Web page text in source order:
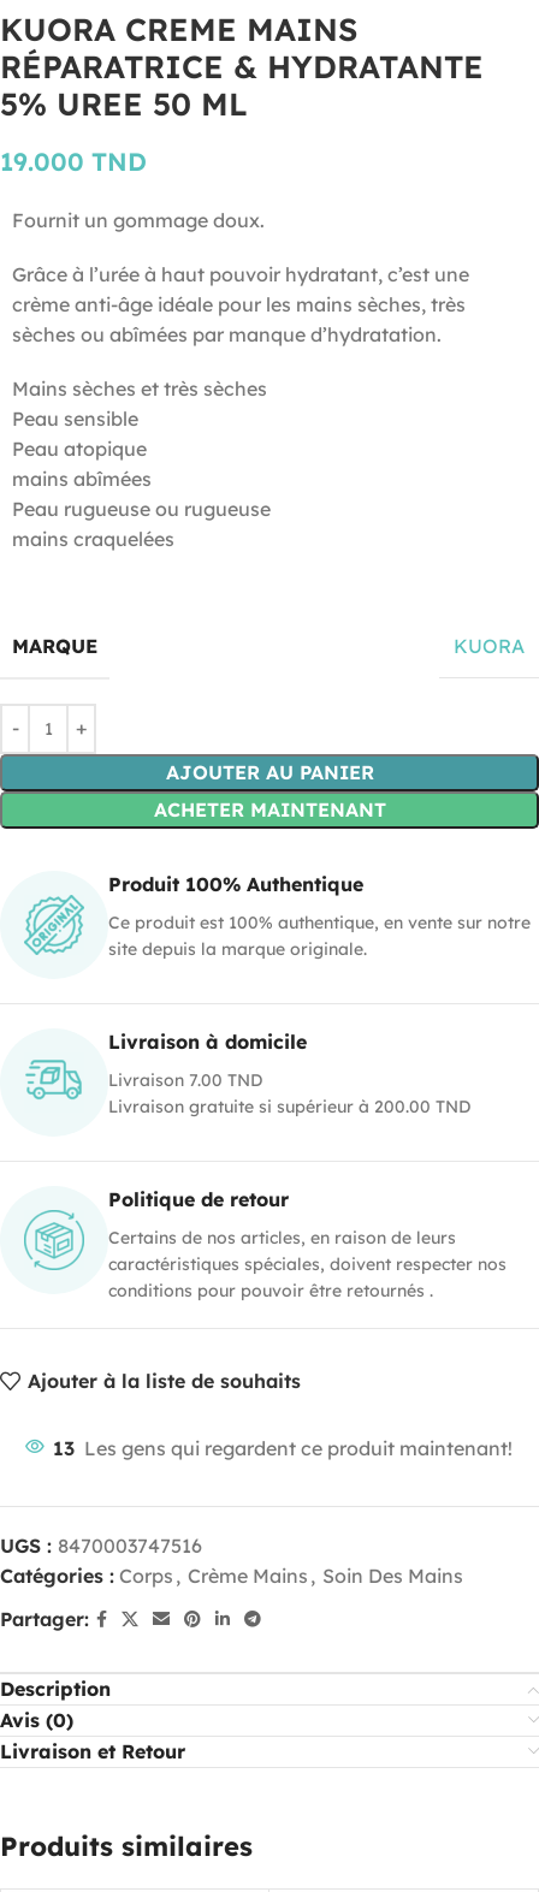
KUORA CREME MAINS
RÉPARATRICE & HYDRATANTE
5% UREE 50 ML
19.000 TND
Fournit un gommage doux.
Grâce à l’urée à haut pouvoir hydratant, c’est une
crème anti-âge idéale pour les mains sèches, très
sèches ou abîmées par manque d’hydratation.
Mains sèches et très sèches
Peau sensible
Peau atopique
mains abîmées
Peau rugueuse ou rugueuse
mains craquelées
MARQUE KUORA
AJOUTER AU PANIER
ACHETER MAINTENANT
Produit 100% Authentique
Ce produit est 100% authentique, en vente sur notre
site depuis la marque originale.
Livraison à domicile
Livraison 7.00 TND
Livraison gratuite si supérieur à 200.00 TND
Politique de retour
Certains de nos articles, en raison de leurs
caractéristiques spéciales, doivent respecter nos
conditions pour pouvoir être retournés .
Ajouter à la liste de souhaits
13 Les gens qui regardent ce produit maintenant!
UGS : 8470003747516
Catégories : Corps , Crème Mains , Soin Des Mains
Partager:
Description
Avis (0)
Livraison et Retour
Produits similaires